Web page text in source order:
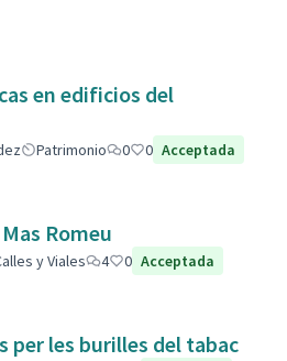
en edificios del
Patrimonio 0 0 Acceptada
Romeu
y Viales 4 0 Acceptada
per les burilles del tabac